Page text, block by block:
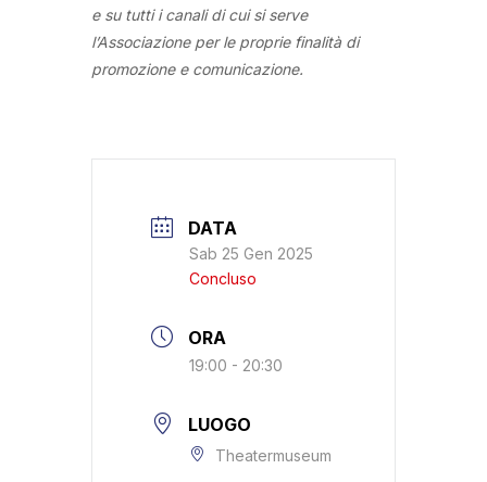
e su tutti i canali di cui si serve
l’Associazione per le proprie finalità di
promozione e comunicazione.
DATA
Sab 25 Gen 2025
Concluso
ORA
19:00 - 20:30
LUOGO
Theatermuseum